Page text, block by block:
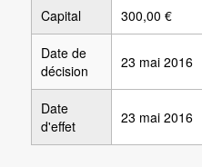
Capital 300,00 €
Date de
décision
23 mai 2016
Date
d'effet
23 mai 2016